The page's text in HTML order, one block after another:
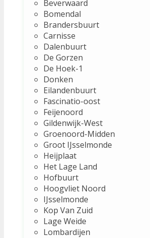
Beverwaard
Bomendal
Brandersbuurt
Carnisse
Dalenbuurt
De Gorzen
De Hoek-1
Donken
Eilandenbuurt
Fascinatio-oost
Feijenoord
Gildenwijk-West
Groenoord-Midden
Groot IJsselmonde
Heijplaat
Het Lage Land
Hofbuurt
Hoogvliet Noord
IJsselmonde
Kop Van Zuid
Lage Weide
Lombardijen